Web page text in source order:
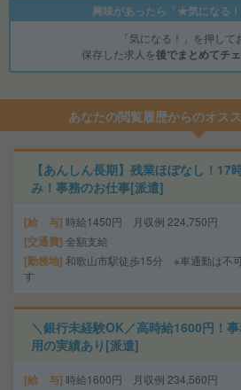
興味があったら「★気になる！
「気になる！」を押して
保存した求人を後でまとめてチ
あなたの閲覧履歴からのオス
【あんしん長期】残業ほぼなし！17
み！事務のお仕事[派遣]
給 与 時給1450円 月収例 224,750円
交通費 全額支給
勤務地 和歌山市駅徒歩15分 ※車通勤は不
す
＼銀行未経験OK／高時給1600円！
用の実績あり[派遣]
給 与 時給1600円 月収例 234,560円